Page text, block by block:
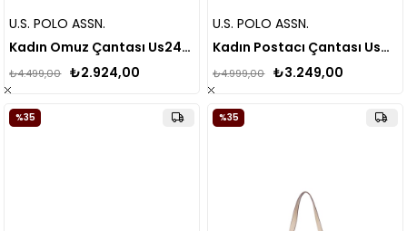
U.S. POLO ASSN.
Kadın Omuz Çantası Us24633
₺2.924,00
₺4.499,00
U.S. POLO ASSN.
Kadın Postacı Çantası Us24618
₺3.249,00
₺4.999,00
%35 %35